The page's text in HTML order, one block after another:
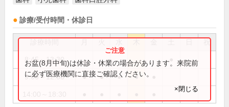
診療/受付時間・休診日
祝
8:45～13:30
9:00～12:30 ● ● ● ●
お盆(8月中旬)は休診・休業の場合があります。来院前
に必ず医療機関に直接ご確認ください。
×閉じる